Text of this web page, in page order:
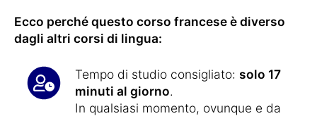
Ecco perché questo corso francese è diverso
dagli altri corsi di lingua:
Tempo di studio consigliato: solo 17
minuti al giorno.
In qualsiasi momento, ovunque e da